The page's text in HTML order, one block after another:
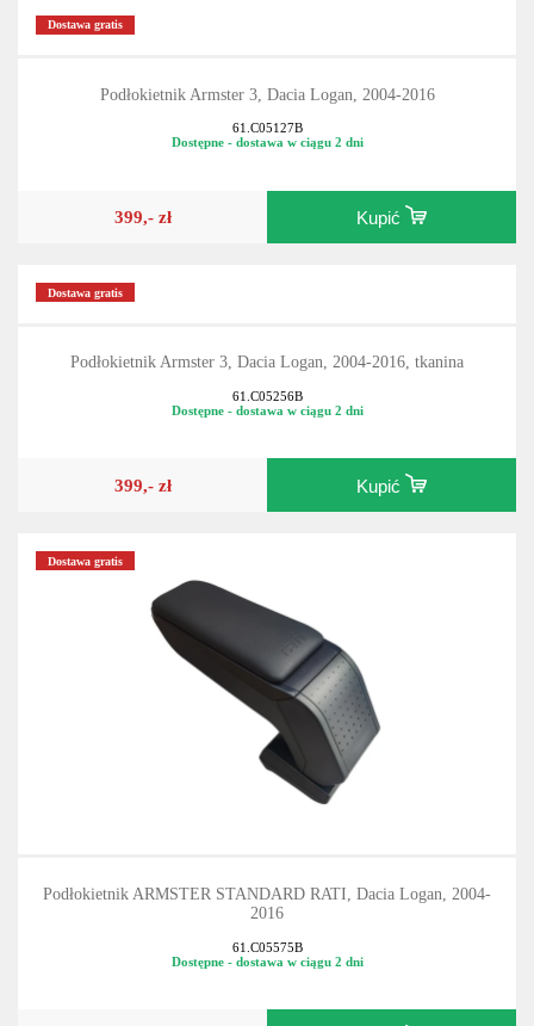
Dostawa gratis
Podłokietnik Armster 3, Dacia Logan, 2004-2016
61.C05127B
Dostępne - dostawa w ciągu 2 dni
399,- zł Kupić
Dostawa gratis
Podłokietnik Armster 3, Dacia Logan, 2004-2016, tkanina
61.C05256B
Dostępne - dostawa w ciągu 2 dni
399,- zł Kupić
Dostawa gratis
Podłokietnik ARMSTER STANDARD RATI, Dacia Logan, 2004-
2016
61.C05575B
Dostępne - dostawa w ciągu 2 dni